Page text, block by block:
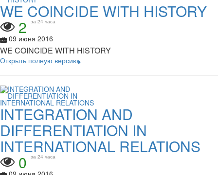
WE COINCIDE WITH HISTORY
2 за 24 часа
09 июня 2016
WE COINCIDE WITH HISTORY
Открыть полную версию
INTEGRATION AND
DIFFERENTIATION IN
INTERNATIONAL RELATIONS
0 за 24 часа